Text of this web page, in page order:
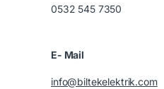
0532 545 7350
E- Mail
info@biltekelektrik.com